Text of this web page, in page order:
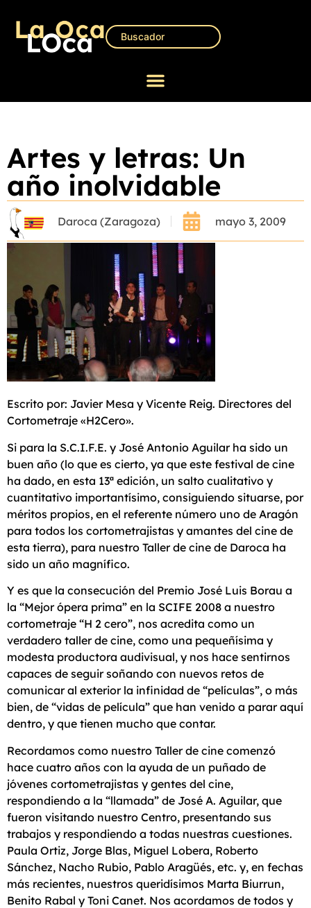
Artes y letras: Un
año inolvidable
Daroca (Zaragoza) mayo 3, 2009
Escrito por: Javier Mesa y Vicente Reig. Directores del
Cortometraje «H2Cero».
Si para la S.C.I.F.E. y José Antonio Aguilar ha sido un
buen año (lo que es cierto, ya que este festival de cine
ha dado, en esta 13ª edición, un salto cualitativo y
cuantitativo importantísimo, consiguiendo situarse, por
méritos propios, en el referente número uno de Aragón
para todos los cortometrajistas y amantes del cine de
esta tierra), para nuestro Taller de cine de Daroca ha
sido un año magnífico.
Y es que la consecución del Premio José Luis Borau a
la “Mejor ópera prima” en la SCIFE 2008 a nuestro
cortometraje “H 2 cero”, nos acredita como un
verdadero taller de cine, como una pequeñísima y
modesta productora audivisual, y nos hace sentirnos
capaces de seguir soñando con nuevos retos de
comunicar al exterior la infinidad de “películas”, o más
bien, de “vidas de película” que han venido a parar aquí
dentro, y que tienen mucho que contar.
Recordamos como nuestro Taller de cine comenzó
hace cuatro años con la ayuda de un puñado de
jóvenes cortometrajistas y gentes del cine,
respondiendo a la “llamada” de José A. Aguilar, que
fueron visitando nuestro Centro, presentando sus
trabajos y respondiendo a todas nuestras cuestiones.
Paula Ortiz, Jorge Blas, Miguel Lobera, Roberto
Sánchez, Nacho Rubio, Pablo Aragüés, etc. y, en fechas
más recientes, nuestros queridísimos Marta Biurrun,
Benito Rabal y Toni Canet. Nos acordamos de todos y